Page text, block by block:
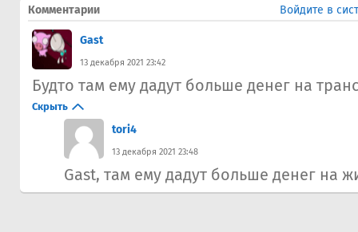
Комментарии Войдите в
Gast
13 декабря 2021 23:42
Будто там ему дадут больше денег на
Скрыть
tori4
13 декабря 2021 23:48
Gast, там ему дадут больше денег на